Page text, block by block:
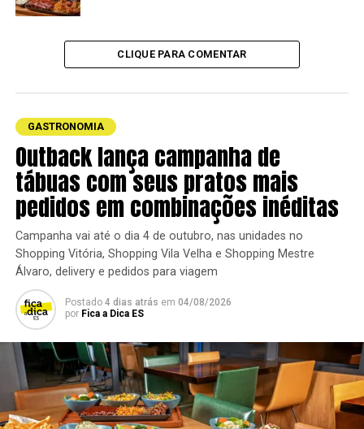
Luiz galego
Vanderson Miossi
Reserva do Gerente
Horário de funcionamento restaurante:
horas
Música ao vivo:Sábado – 11h | Domingo – 12h
Couvert:R$ 10
CLIQUE PARA COMENTAR
GASTRONOMIA
Outback lança campanha de
tábuas com seus pratos mais
pedidos em combinações inéditas
Campanha vai até o dia 4 de outubro, nas unidades no
Shopping Vitória, Shopping Vila Velha e Shopping Mestre
Álvaro, delivery e pedidos para viagem
Postado 4 dias atrás em 04/08/2026
por Fica a Dica ES